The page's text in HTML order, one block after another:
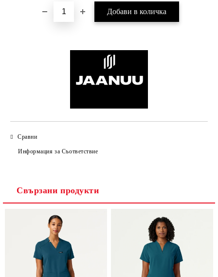
Сравни
Информация за Съответствие
Свързани продукти